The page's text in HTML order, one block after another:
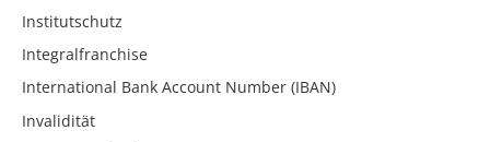
Institutschutz
Integralfranchise
International Bank Account Number (IBAN)
Invalidität